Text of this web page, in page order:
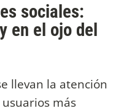
sociales:
en el ojo del
llevan la atención
más